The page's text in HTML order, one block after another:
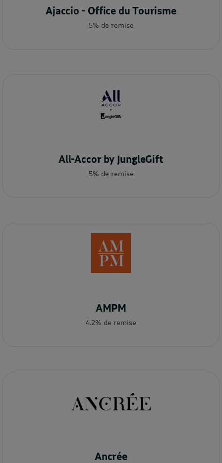
Ajaccio - Office du Tourisme
5% de remise
All-Accor by JungleGift
5% de remise
AMPM
4.2% de remise
Ancrée